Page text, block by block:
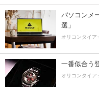
パソコンメ
選」
オリコンタイア
一番似合う
オリコンタイア